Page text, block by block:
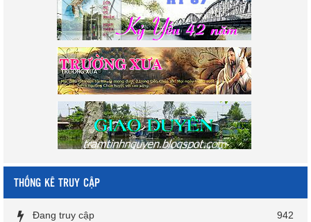
THỐNG KÊ TRUY CẬP
Đang truy cập
942